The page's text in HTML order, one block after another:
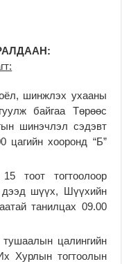
шинжлэх ухааны
байгаа Төрөөс
шинэчлэл сэдэвт
цагийн хооронд “Б”
тоот тогтоолоор
дээд шүүх, Шүүхийн
танилцах 09.00
цалингийн
Хурлын тогтоолын